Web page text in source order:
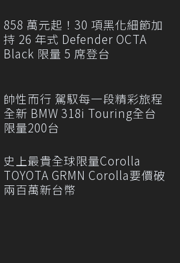
858 萬元起！30 項黑化細節加
持 26 年式 Defender OCTA
Black 限量 5 席登台
帥性而行 駕馭每一段精彩旅程
全新 BMW 318i Touring全台
限量200台
史上最貴全球限量Corolla
TOYOTA GRMN Corolla要價破
兩百萬新台幣